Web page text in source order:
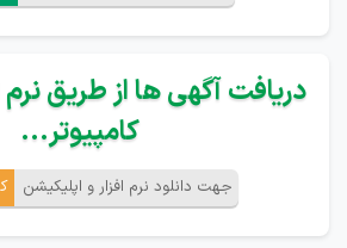
دریافت آگهی ها از طریق نرم
کامپیوتر...
جهت دانلود نرم افزار و اپلیکیشن